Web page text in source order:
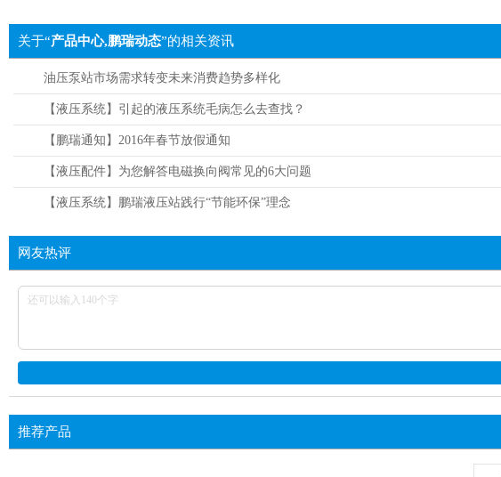
关于“产品中心,鹏瑞动态”的相关资讯
油压泵站市场需求转变未来消费趋势多样化
【液压系统】引起的液压系统毛病怎么去查找？
【鹏瑞通知】2016年春节放假通知
【液压配件】为您解答电磁换向阀常见的6大问题
【液压系统】鹏瑞液压站践行“节能环保”理念
网友热评
推荐产品